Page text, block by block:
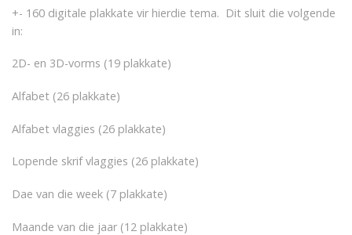
+- 160 digitale plakkate vir hierdie tema. Dit sluit die volgende
in:
2D- en 3D-vorms (19 plakkate)
Alfabet (26 plakkate)
Alfabet vlaggies (26 plakkate)
Lopende skrif vlaggies (26 plakkate)
Dae van die week (7 plakkate)
Maande van die jaar (12 plakkate)